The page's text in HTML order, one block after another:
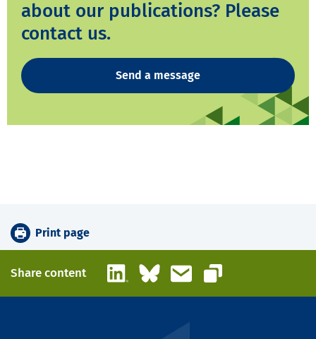
about our publications? Please
contact us.
Send a message
Print page
Share content LinkedInBlueskyEmail
Copy link